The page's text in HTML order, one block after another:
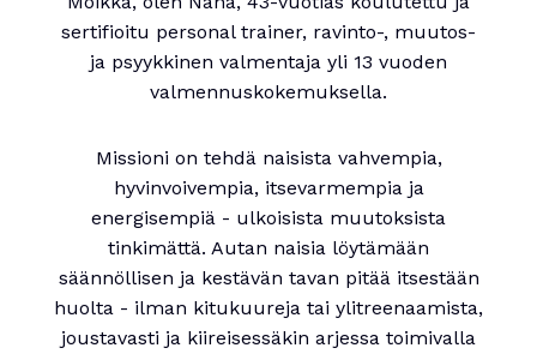
sertifioitu personal trainer, ravinto-, muutos-
ja psyykkinen valmentaja yli 13 vuoden
valmennuskokemuksella.
Missioni on tehdä naisista vahvempia,
hyvinvoivempia, itsevarmempia ja
energisempiä - ulkoisista muutoksista
tinkimättä. Autan naisia löytämään
säännöllisen ja kestävän tavan pitää itsestään
huolta - ilman kitukuureja tai ylitreenaamista,
joustavasti ja kiireisessäkin arjessa toimivalla